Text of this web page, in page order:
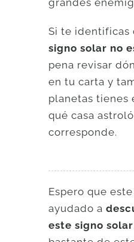
grandes
Si te identificas
signo solar no
pena revisar
en tu carta y
planetas tienes
qué casa
corresponde.
Espero que
ayudado a
este signo solar